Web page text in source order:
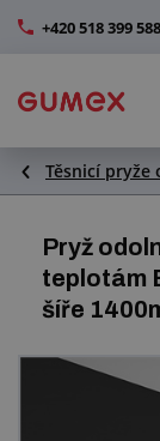
+420 518 399 588
Hadice a jejich
Profily a výroba
Technické plasty
Dopravníkové
Zlepšení
Těsnicí
Pryž
teplotám
šíře